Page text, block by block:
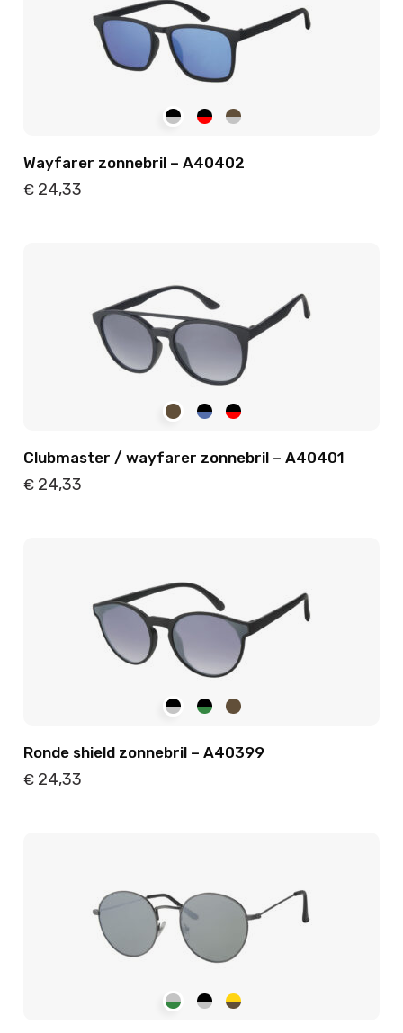
Wayfarer zonnebril – A40402
€24,33
Clubmaster / wayfarer zonnebril – A40401
€24,33
Ronde shield zonnebril – A40399
€24,33